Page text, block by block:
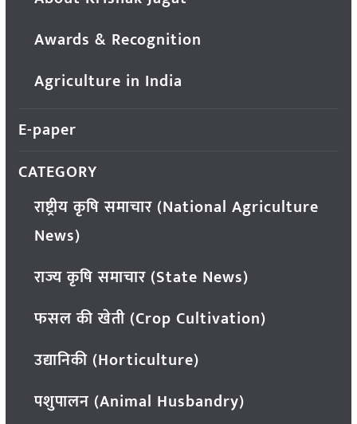
Awards & Recognition
Agriculture in India
E-paper
CATEGORY
राष्ट्रीय कृषि समाचार (National Agriculture
News)
राज्य कृषि समाचार (State News)
फसल की खेती (Crop Cultivation)
उद्यानिकी (Horticulture)
पशुपालन (Animal Husbandry)